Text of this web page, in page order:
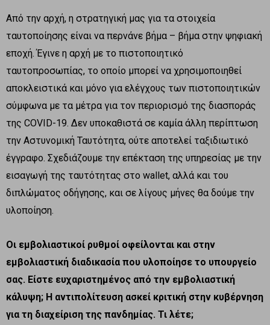
Από την αρχή, η στρατηγική μας για τα στοιχεία
ταυτοποίησης είναι να περνάνε βήμα – βήμα στην ψηφιακή
εποχή. Έγινε η αρχή με το πιστοποιητικό
ταυτοπροσωπίας, το οποίο μπορεί να χρησιμοποιηθεί
αποκλειστικά και μόνο για ελέγχους των πιστοποιητικών
σύμφωνα με τα μέτρα για τον περιορισμό της διασποράς
της COVID-19. Δεν υποκαθιστά σε καμία άλλη περίπτωση
την Αστυνομική Ταυτότητα, ούτε αποτελεί ταξιδιωτικό
έγγραφο. Σχεδιάζουμε την επέκταση της υπηρεσίας με την
εισαγωγή της ταυτότητας στο wallet, αλλά και του
διπλώματος οδήγησης, και σε λίγους μήνες θα δούμε την
υλοποίηση.
Οι εμβολιαστικοί ρυθμοί οφείλονται και στην
εμβολιαστική διαδικασία που υλοποίησε το υπουργείο
σας. Είστε ευχαριστημένος από την εμβολιαστική
κάλυψη; Η αντιπολίτευση ασκεί κριτική στην κυβέρνηση
για τη διαχείριση της πανδημίας. Τι λέτε;